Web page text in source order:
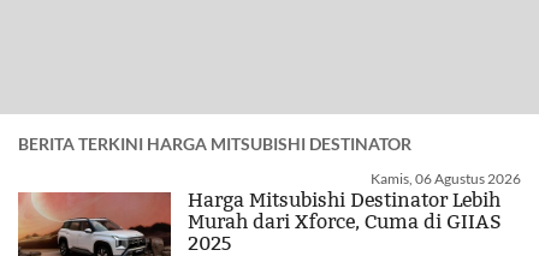
BERITA TERKINI HARGA MITSUBISHI DESTINATOR
Kamis, 06 Agustus 2026
Harga Mitsubishi Destinator Lebih
Murah dari Xforce, Cuma di GIIAS
2025